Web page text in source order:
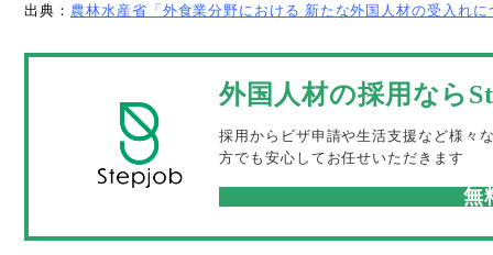
出典： 農林水産省「外⾷業分野における 新たな外国⼈材の受入れに
外国人材の採用なら
採用からビザ申請や生活支援など様々
方でも安心してお任せいただきます
無